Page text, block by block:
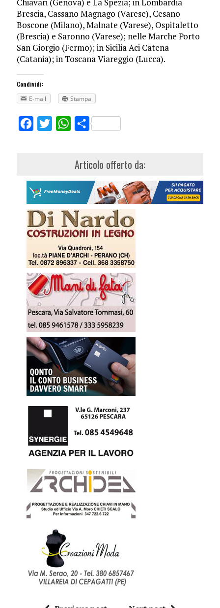
Chiavari (Genova) e La Spezia; in Lombardia
Brescia, Cassano Magnago (Varese), Cesano
Boscone (Milano), Malnate (Varese), Ospitaletto
(Brescia) e Saronno (Varese); nelle Marche Porto
San Giorgio (Fermo); in Sicilia Aci Catena
(Catania); in Toscana Viareggio (Lucca).
Condividi:
E-mail
Stampa
FacebookTwitterWhatsApp
Share
Articolo offerto da: